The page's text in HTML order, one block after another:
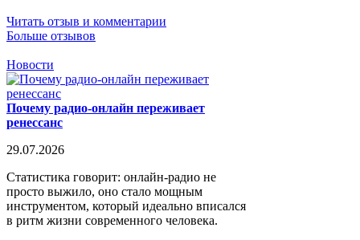
Читать отзыв и комментарии
Больше отзывов
Новости
Почему радио-онлайн переживает
ренессанс
29.07.2026
Статистика говорит: онлайн-радио не
просто выжило, оно стало мощным
инструментом, который идеально вписался
в ритм жизни современного человека.